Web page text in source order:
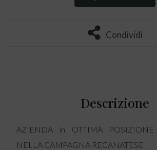
Condividi
Condividi
Descrizione
AZIENDA in OTTIMA POSIZIONE
NELLA CAMPAGNA RECANATESE